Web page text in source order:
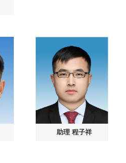
助理 程子祥